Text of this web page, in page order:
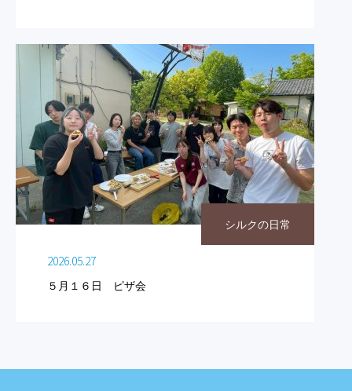
シルクの日常
2026.05.27
５月１６日 ピザ会